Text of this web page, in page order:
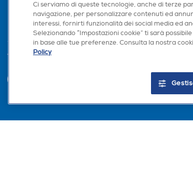
Trova negozio
Ci serviamo di queste tecnologie, anche di terze
navigazione, per personalizzare contenuti ed
interessi, fornirti funzionalità dei social media ed
Selezionando “Impostazioni cookie” ti sarà
in base alle tue preferenze. Consulta la nostra
Policy